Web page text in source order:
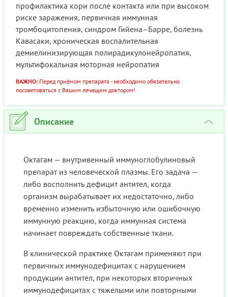
профилактика кори после контакта или при высоком
риске заражения, первичная иммунная
тромбоцитопения, синдром Гийена–Барре, болезнь
Кавасаки, хроническая воспалительная
демиелинизирующая полирадикулонейропатия,
мультифокальная моторная нейропатия
ВАЖНО: Перед приёмом препарата - необходимо обязательно
посоветоваться с Вашим лечащим доктором!
Описание ›
Октагам — внутривенный иммуноглобулиновый
препарат из человеческой плазмы. Его задача —
либо восполнить дефицит антител, когда
организм вырабатывает их недостаточно, либо
временно изменить избыточную или ошибочную
иммунную реакцию, когда иммунная система
начинает повреждать собственные ткани.
В клинической практике Октагам применяют при
первичных иммунодефицитах с нарушением
продукции антител, при некоторых вторичных
иммунодефицитах с тяжелыми или повторными